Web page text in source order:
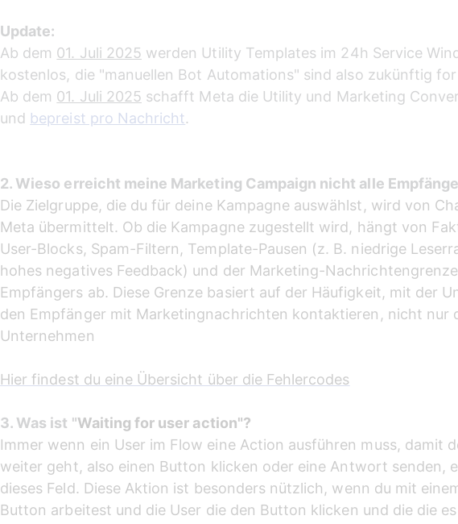
Update:
Ab dem 01. Juli 2025 werden Utility Templates im 24h Service
kostenlos, die "manuellen Bot Automations" sind also zukünftig
Ab dem 01. Juli 2025 schafft Meta die Utility und Marketing
und bepreist pro Nachricht.
2. Wieso erreicht meine Marketing Campaign nicht alle
Die Zielgruppe, die du für deine Kampagne auswählst, wird von
Meta übermittelt. Ob die Kampagne zugestellt wird, hängt von
User-Blocks, Spam-Filtern, Template-Pausen (z. B. niedrige
hohes negatives Feedback) und der Marketing-
Empfängers ab. Diese Grenze basiert auf der Häufigkeit, mit der
den Empfänger mit Marketingnachrichten kontaktieren, nicht nur
Unternehmen
Hier findest du eine Übersicht über die Fehlercodes
3. Was ist "Waiting for user action"?
Immer wenn ein User im Flow eine Action ausführen muss, damit
weiter geht, also einen Button klicken oder eine Antwort senden,
dieses Feld. Diese Aktion ist besonders nützlich, wenn du mit
Button arbeitest und die User die den Button klicken und die die